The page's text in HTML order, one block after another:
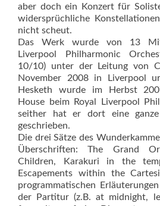
aber doch ein Konzert für
widersprüchliche
nicht scheut.
Das Werk wurde von 13
Liverpool Philharmonic
10/10) unter der Leitung von
November 2008 in Liverpool
Hesketh wurde im Herbst
House beim Royal Liverpool
seither hat er dort eine
geschrieben.
Die drei Sätze des
Überschriften: The Grand
Children, Karakuri in the
Escapements within the
programmatischen
der Partitur (z.B. at midnight,